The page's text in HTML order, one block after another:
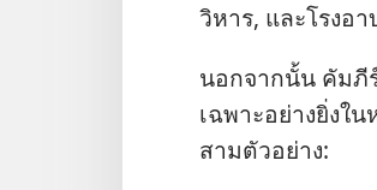
วิหาร, และ​โรง​อ
นอก​จาก​นั้น คัมภี
เฉพาะ​อย่าง​ยิ่ง​ใ
สาม​ตัว​อย่าง: